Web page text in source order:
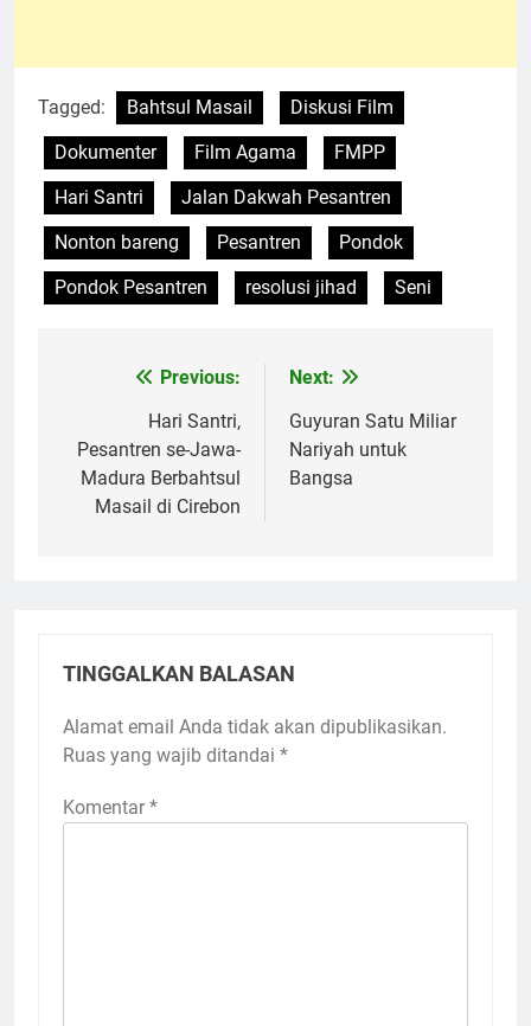
Tagged: Bahtsul Masail
Diskusi Film
Dokumenter
Film Agama
FMPP
Hari Santri
Jalan Dakwah Pesantren
Nonton bareng
Pesantren
Pondok
Pondok Pesantren
resolusi jihad Seni
NavigasiPrevious:
Hari Santri,
Pesantren se-Jawa-
Madura Berbahtsul
Masail di Cirebon
Next:
Guyuran Satu Miliar
Nariyah untuk
Bangsa
TINGGALKAN BALASAN
Alamat email Anda tidak akan dipublikasikan.
Ruas yang wajib ditandai *
Komentar *